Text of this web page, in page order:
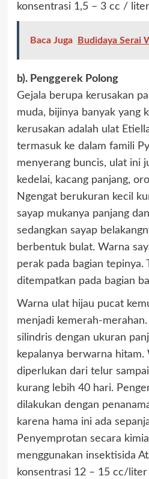
konsentrasi 1,5 – 3 cc /
Baca Juga Budidaya Serai
b). Penggerek Polong
Gejala berupa kerusakan
muda, bijinya banyak yang
kerusakan adalah ulat
termasuk ke dalam famili
menyerang buncis, ulat ini
kedelai, kacang panjang,
Ngengat berukuran kecil
sayap mukanya panjang
sedangkan sayap
berbentuk bulat. Warna
perak pada bagian
ditempatkan pada bagian
Warna ulat hijau pucat
menjadi kemerah-
silindris dengan ukuran
kepalanya berwarna hitam.
diperlukan dari telur
kurang lebih 40 hari.
dilakukan dengan
karena hama ini ada
Penyemprotan secara
menggunakan insektisida
konsentrasi 12 – 15 cc/liter